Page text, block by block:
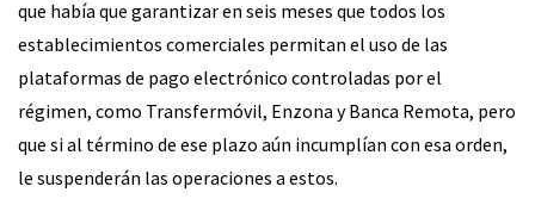
que había que garantizar en seis meses que todos los
establecimientos comerciales permitan el uso de las
plataformas de pago electrónico controladas por el
régimen, como Transfermóvil, Enzona y Banca Remota, pero
que si al término de ese plazo aún incumplían con esa orden,
le suspenderán las operaciones a estos.